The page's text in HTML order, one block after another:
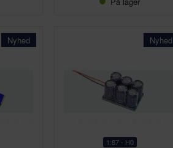
Nyhed Nyhed
1:87 - H0